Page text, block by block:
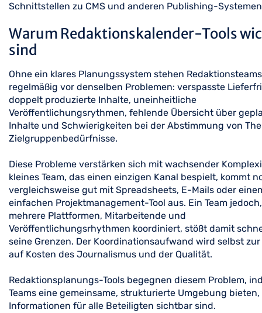
Schnittstellen zu CMS und anderen Publishing-
Warum Redaktionskalender-Tools
sind
Ohne ein klares Planungssystem stehen Redaktionsteams
regelmäßig vor denselben Problemen: verspasste
doppelt produzierte Inhalte, uneinheitliche
Veröffentlichungsrythmen, fehlende Übersicht über
Inhalte und Schwierigkeiten bei der Abstimmung von
Zielgruppenbedürfnisse.
Diese Probleme verstärken sich mit wachsender
kleines Team, das einen einzigen Kanal bespielt, kommt
vergleichsweise gut mit Spreadsheets, E-Mails oder
einfachen Projektmanagement-Tool aus. Ein Team
mehrere Plattformen, Mitarbeitende und
Veröffentlichungsrhythmen koordiniert, stößt damit
seine Grenzen. Der Koordinationsaufwand wird selbst
auf Kosten des Journalismus und der Qualität.
Redaktionsplanungs-Tools begegnen diesem Problem,
Teams eine gemeinsame, strukturierte Umgebung
Informationen für alle Beteiligten sichtbar sind.